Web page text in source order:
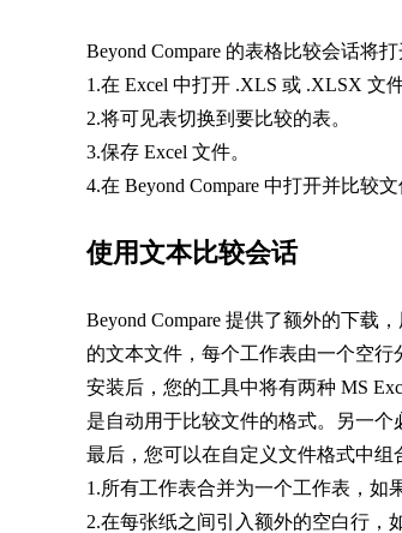
Beyond Compare 的表格比较会话将
1.在 Excel 中打开 .XLS 或 .XLSX 文件
2.将可见表切换到要比较的表。
3.保存 Excel 文件。
4.在 Beyond Compare 中打开并比较文
使用文本比较会话
Beyond Compare 提供了额外的下载
的文本文件，每个工作表由一个空行
安装后，您的工具中将有两种 MS
是自动用于比较文件的格式。另一个
最后，您可以在自定义文件格式中组
1.所有工作表合并为一个工作表，如
2.在每张纸之间引入额外的空白行，